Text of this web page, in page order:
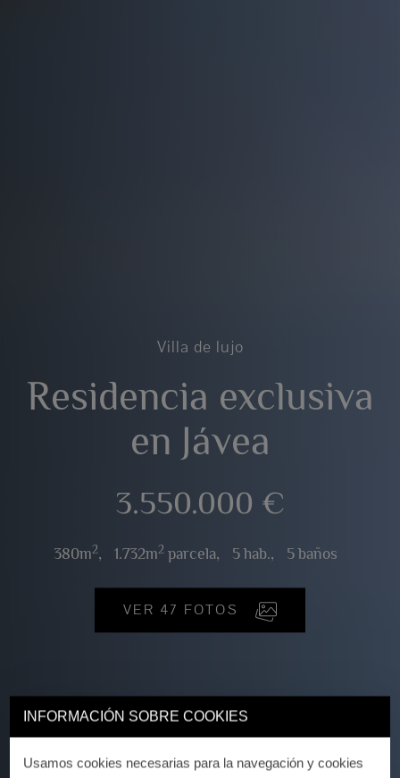
INFORMACIÓN SOBRE COOKIES
Usamos cookies necesarias para la navegación y cookies
Villa de lujo
Residencia exclusiva
en Jávea
3.550.000 €
380m2, 1.732m2 parcela, 5 hab., 5 baños
VER 47 FOTOS